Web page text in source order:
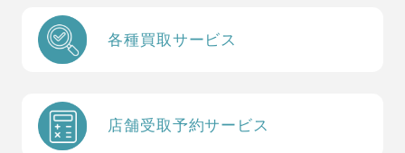
各種買取サービス
店舗受取予約サービス